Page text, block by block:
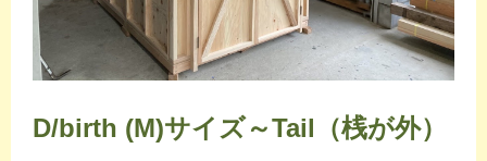
D/birth (M)サイズ～Tail（桟が外）